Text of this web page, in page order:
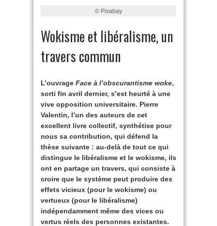
© Pixabay
Wokisme et libéralisme, un
travers commun
L’ouvrage Face à l’obscurantisme woke,
sorti fin avril dernier, s’est heurté à une
vive opposition universitaire. Pierre
Valentin, l’un des auteurs de cet
excellent livre collectif, synthétise pour
nous sa contribution, qui défend la
thèse suivante : au-delà de tout ce qui
distingue le libéralisme et le wokisme, ils
ont en partage un travers, qui consiste à
croire que le système peut produire des
effets vicieux (pour le wokisme) ou
vertueux (pour le libéralisme)
indépendamment même des vices ou
vertus réels des personnes existantes.